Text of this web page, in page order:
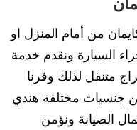
من أمام المنزل او
السيارة ونقدم خدمة
متنقل لذلك وفرنا
جنسيات مختلفة هندي
الصيانة ونؤمن